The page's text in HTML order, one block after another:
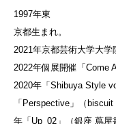
1997年東
京都生まれ。
2021年京都芸術大学大学
2022年個展開催「Come
2020年「Shibuya Style
「Perspective」（
年「Up_02」（銀座 蔦